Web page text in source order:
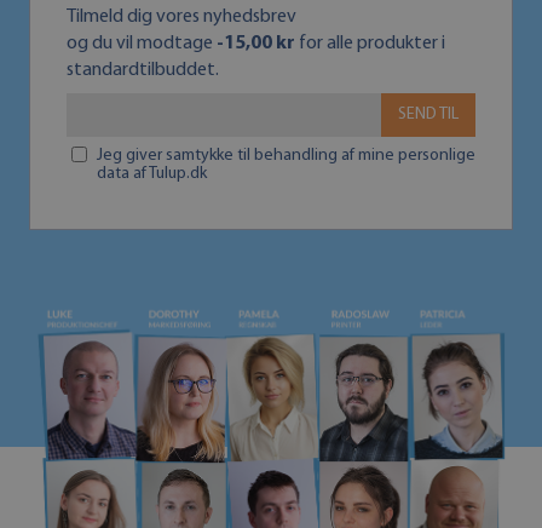
Tilmeld dig vores nyhedsbrev
og du vil modtage -15,00 kr for alle produkter i
standardtilbuddet.
SEND TIL
Jeg giver samtykke til behandling af mine personlige
data af Tulup.dk